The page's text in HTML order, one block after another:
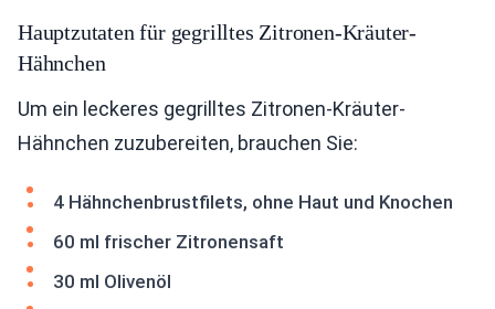
Hauptzutaten für gegrilltes Zitronen-Kräuter-
Hähnchen
Um ein leckeres gegrilltes Zitronen-Kräuter-
Hähnchen zuzubereiten, brauchen Sie:
4 Hähnchenbrustfilets, ohne Haut und Knochen
60 ml frischer Zitronensaft
30 ml Olivenöl